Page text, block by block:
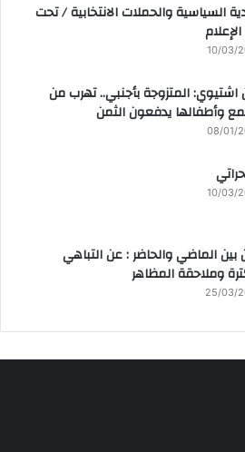
السياسية والحملات الانتخابية / تحت
10/03/
اشتيوي: المتزوجة بأجنبي.. تهرب من
وأطفالها يدفعون الثمن
08/01/
10/03/
بين الماضي والحاضر : عن التباهي
وملاحقة المظاهر
25/03/